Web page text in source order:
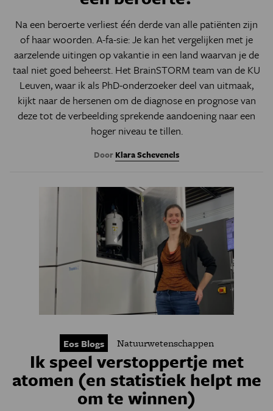
Na een beroerte verliest één derde van alle patiënten zijn
of haar woorden. A-fa-sie: Je kan het vergelijken met je
aarzelende uitingen op vakantie in een land waarvan je de
taal niet goed beheerst. Het BrainSTORM team van de KU
Leuven, waar ik als PhD-onderzoeker deel van uitmaak,
kijkt naar de hersenen om de diagnose en prognose van
deze tot de verbeelding sprekende aandoening naar een
hoger niveau te tillen.
Door Klara Schevenels
Eos Blogs Natuurwetenschappen
Ik speel verstoppertje met
atomen (en statistiek helpt me
om te winnen)